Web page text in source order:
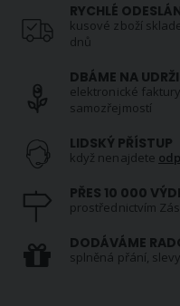
RYCHLÉ
kusové zboží
dnů
DBÁME NA
elektronické
samozřejmostí
LIDSKÝ PŘÍSTUP
když nenajdete
PŘES 10 000
prostřednictvím
DODÁVÁME
splněná přání,